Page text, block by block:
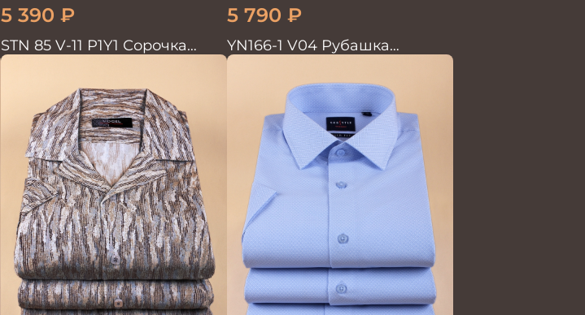
5 390 ₽
STN 85 V-11 P1Y1 Сорочка
мужская
5 790 ₽
YN166-1 V04 Рубашка
мужская